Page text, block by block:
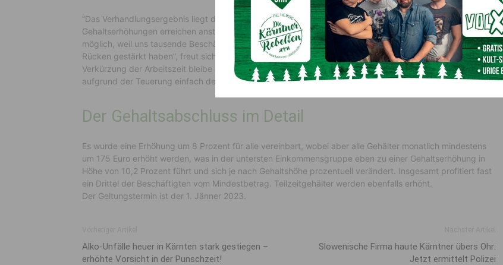
“Das Verhandlungsergebnis liegt deutlich über der zugrundeliegenden Inflation. Wir konnten nachhaltige
Gehaltserhöhungen erreichen anstatt Einmalzahlungen, die sofort verpuffen. Dieser Abschluss war nur
möglich, weil uns tausende Beschäftigte in den Betriebsversammlungen und auf Demos und Aktionen den
Rücken gestärkt haben”, freut sich
GPA-Verhandlerin Eva Scherz
. Aber auch die Forderung nach einer
Verkürzung der Arbeitszeit bleibe aufrecht, meintVida-Verhandlerin Michaela Guglberger. Heuer sei
aufgrund der Teuerung einfach der Gehaltsabschluss im Mittelpunkt gestanden.
Der Gehaltsabschluss im Detail
Es wurde eine Erhöhung um 8 Prozent für alle vereinbart, wobei aber alle Gehälter monatlich mindestens
um 175 Euro erhöht werden, was in der untersten Einkommensgruppe eben zu einer Gehaltserhöhung in
Höhe von 10,2 Prozent führt und sich je nach Gehaltshöhe prozentuell verändert. Insgesamt profitiert fast
ein Drittel der Beschäftigten vom Mindestbetrag. Teilzeitgehälter werden ebenfalls erhöht.
Der Geltungstermin ist der 1. Jänner 2023.
Alko-Unfälle heuer in Kärnten stark gestiegen –
erhöhte Vorsicht in der Punschzeit!
Slowenische Firma haute Kärntner übers Ohr:
Jetzt ermittelt Polizei